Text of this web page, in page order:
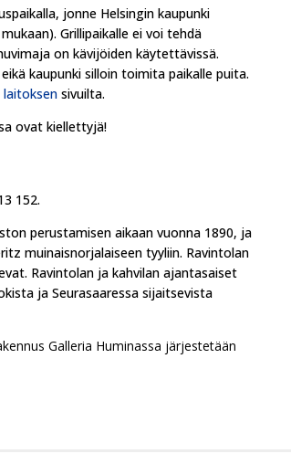
jonne Helsingin kaupunki
Grillipaikalle ei voi tehdä
on kävijöiden käytettävissä.
kaupunki silloin toimita paikalle puita.
laitoksensivuilta.
ovat kiellettyjä!
152.
perustamisen aikaan vuonna 1890, ja
muinaisnorjalaiseen tyyliin. Ravintolan
Ravintolan ja kahvilan ajantasaiset
ja Seurasaaressa sijaitsevista
Galleria Huminassa järjestetään